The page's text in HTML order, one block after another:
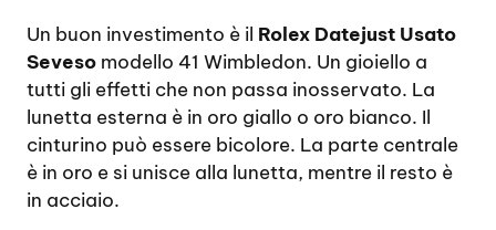
Un buon investimento è il Rolex Datejust Usato
Seveso modello 41 Wimbledon. Un gioiello a
tutti gli effetti che non passa inosservato. La
lunetta esterna è in oro giallo o oro bianco. Il
cinturino può essere bicolore. La parte centrale
è in oro e si unisce alla lunetta, mentre il resto è
in acciaio.